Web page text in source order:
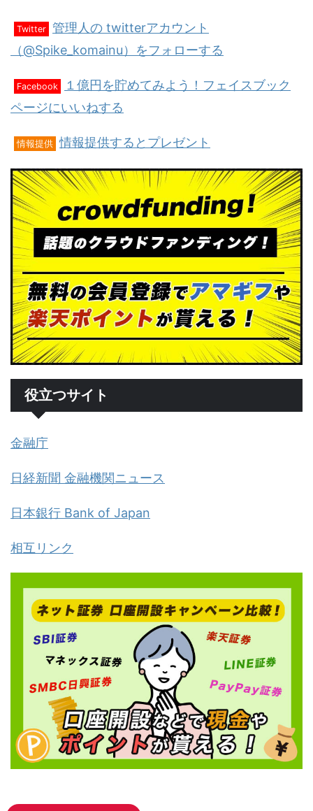
Twitter 管理人の twitterアカウント
（@Spike_komainu）をフォローする
Facebook
１億円を貯めてみよう！フェイスブック
ページにいいねする
情報提供 情報提供するとプレゼント
役立つサイト
金融庁
日経新聞 金融機関ニュース
日本銀行 Bank of Japan
相互リンク